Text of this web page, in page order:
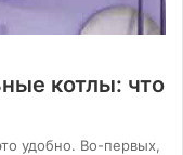
котлы: что
удобно. Во-первых,